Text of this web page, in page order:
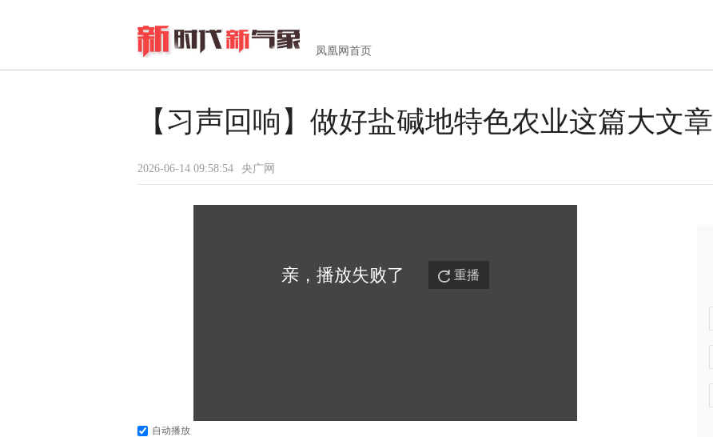
凤凰网首页
【习声回响】做好盐碱地特色农业这篇大文章
2026-06-14 09:58:54 央广网
亲，播放失败了 重播
自动播放